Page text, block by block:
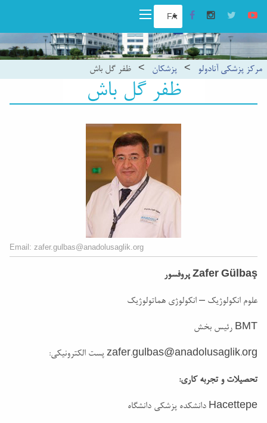
مرکز پزشکی آنادولو > پزشکان > ظفر گل باش
ظفر گل باش
Email: zafer.gulbas@anadolusaglik.org
Zafer Gülbaş پروفسور
علوم انکولوژیک – انکولوژی هماتولوژیک
BMT رئیس بخش
zafer.gulbas@anadolusaglik.org پست الکترونیکی:
تحصیلات و تجربه کاری:
Hacettepe دانشکده پزشکی دانشگاه